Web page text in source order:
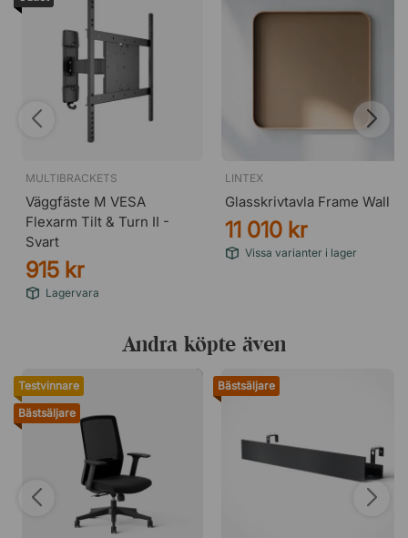
MULTIBRACKETS
Väggfäste M VESA
Flexarm Tilt & Turn II -
Svart
915 kr
Lagervara
LINTEX
Glasskrivtavla Frame Wall
11 010 kr
Vissa varianter i lager
Andra köpte även
Testvinnare
Bästsäljare
Bästsäljare